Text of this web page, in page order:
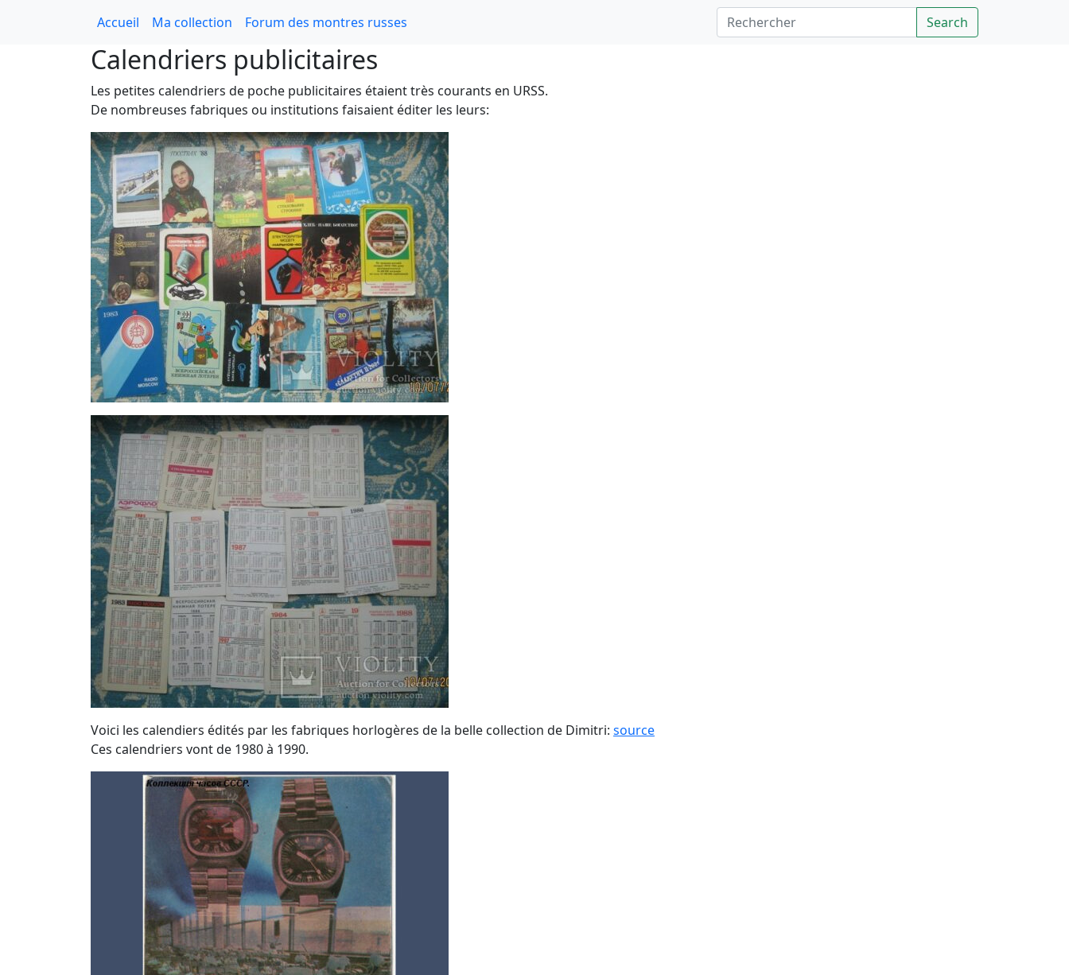
Accueil Ma collection Forum des montres russes Rechercher
Search
Calendriers publicitaires
Les petites calendriers de poche publicitaires étaient très courants en URSS.
De nombreuses fabriques ou institutions faisaient éditer les leurs:
Voici les calendiers édités par les fabriques horlogères de la belle collection de Dimitri: source
Ces calendriers vont de 1980 à 1990.